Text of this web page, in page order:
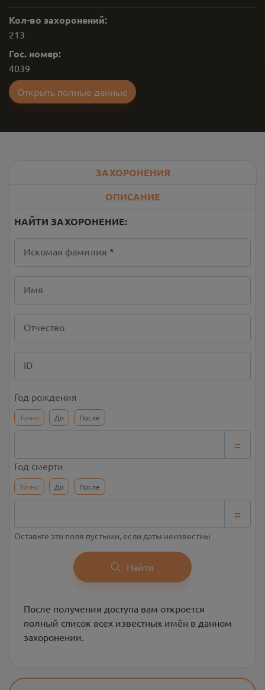
Кол-во захоронений:
213
Гос. номер:
4039
Открыть полные данные
ЗАХОРОНЕНИЯ
ОПИСАНИЕ
НАЙТИ ЗАХОРОНЕНИЕ:
Искомая фамилия *
Имя
Отчество
ID
Год рождения
Точно До После
=
Год смерти
Точно До После
=
Оставьте эти поля пустыми, если даты неизвестны
Найти
После получения доступа вам откроется
полный список всех известных имён в данном
захоронении.